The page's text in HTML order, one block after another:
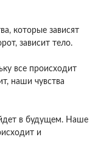
которые зависят
зависит тело.
все происходит
наши чувства
в будущем. Наше
и